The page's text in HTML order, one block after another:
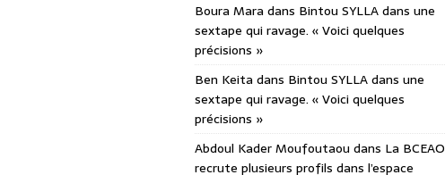
Boura Mara dans Bintou SYLLA dans une
sextape qui ravage. « Voici quelques
précisions »
Ben Keita dans Bintou SYLLA dans une
sextape qui ravage. « Voici quelques
précisions »
Abdoul Kader Moufoutaou dans La BCEAO
recrute plusieurs profils dans l’espace